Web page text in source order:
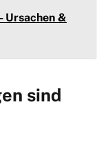
Ursachen &
sind